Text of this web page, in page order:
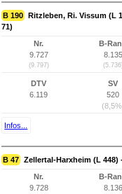
B 190 Ritzleben, Ri. Vissum (L
71)
Nr.
9.727
(9.797)
B-
8.135
DTV
6.119
SV
520
Infos...
B 47 Zellertal-Harxheim (L 448)
Nr.
9.728
B-
8.136